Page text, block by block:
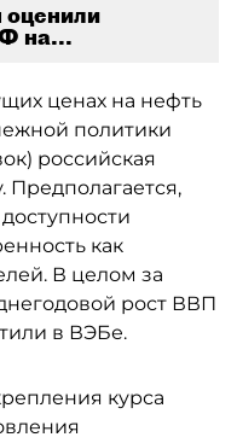
оценили
на...
ценах на нефть
политики
российская
Предполагается,
как
В целом за
рост ВВП
в ВЭБе.
курса